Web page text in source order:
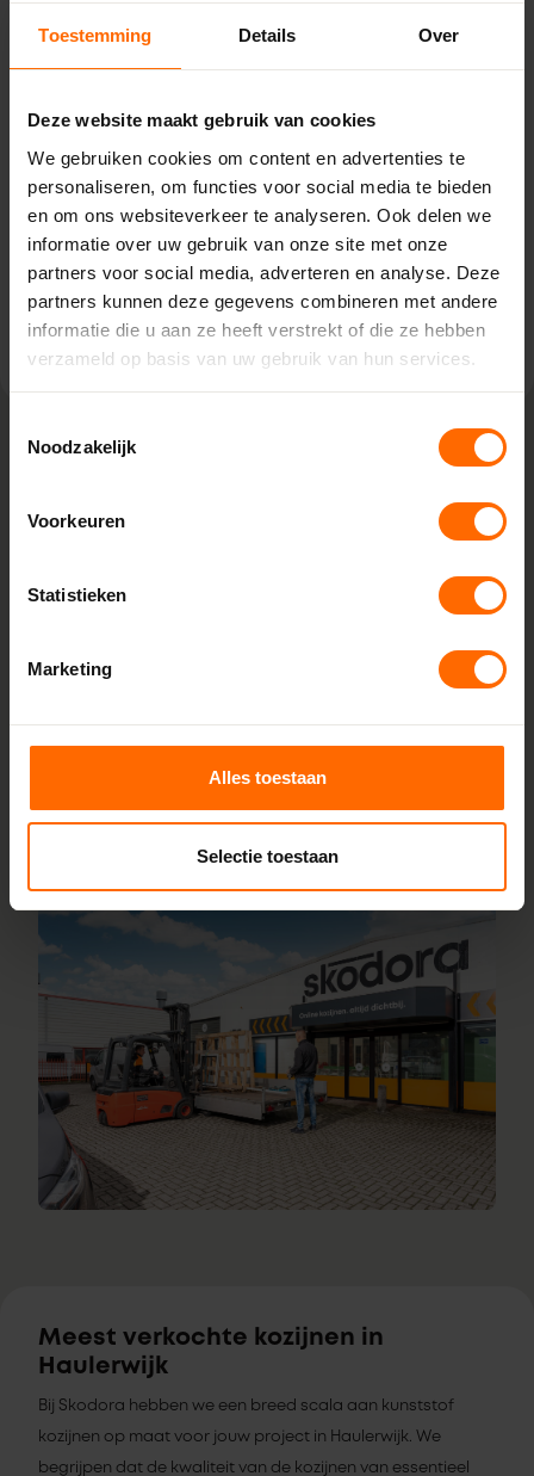
Toestemming Details Over
Deze website maakt gebruik van cookies
We gebruiken cookies om content en advertenties te
personaliseren, om functies voor social media te bieden
en om ons websiteverkeer te analyseren. Ook delen we
informatie over uw gebruik van onze site met onze
partners voor social media, adverteren en analyse. Deze
partners kunnen deze gegevens combineren met andere
informatie die u aan ze heeft verstrekt of die ze hebben
verzameld op basis van uw gebruik van hun services.
Noodzakelijk
Voorkeuren
Statistieken
Marketing
Alles toestaan
Selectie toestaan
Pick-up point
Concordia
Marconilaan 5,
drachten@skodora.nl
Selecteren als mijn vestiging
Bekijk vestiging info
fabriek
Bij Skodora bestel je kunststof kozijnen rechtstreeks bij de
Heerenveen en Meppel garanderen we scherpe prijzen,
kozijnen bestellen simpel en snel. Configureer jouw kozijnen
onze vestigingen in de buurt van Haulerwijk. Heb je vragen
Lees meer over onze fabriek
Meest verkochte kozijnen in
Haulerwijk
Bij Skodora hebben we een breed scala aan kunststof
kozijnen op maat voor jouw project in Haulerwijk. We
begrijpen dat de kwaliteit van de kozijnen van essentieel